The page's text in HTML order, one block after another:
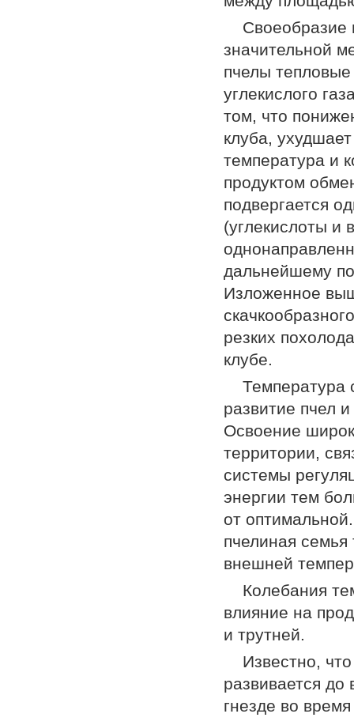
Своеобразие
значительной
пчелы
углекислого
том, что
клуба,
температура и
продуктом
подвергается
(углекислоты и
дальнейшему
Изложенное
резких
клубе.
Температура
развитие пчел
Освоение
территории,
системы
энергии тем
от
пчелиная
внешней
Колебания
влияние на
и трутней.
Известно,
развивается
гнезде во